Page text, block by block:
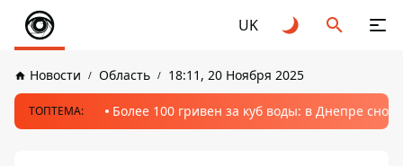
UK
Новости Область 18:11, 20 Ноября 2025
ТОПТЕМА: Более 100 гривен за куб воды: в Днепре